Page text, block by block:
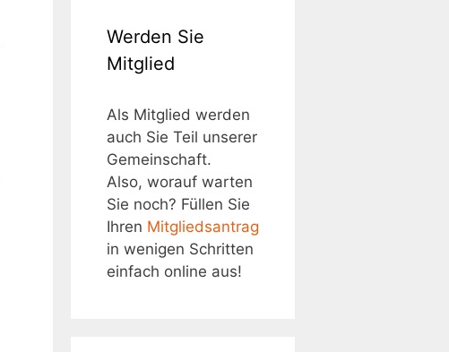
Werden Sie
Mitglied
Als Mitglied werden
auch Sie Teil unserer
Gemeinschaft.
Also, worauf warten
Sie noch? Füllen Sie
Ihren Mitgliedsantrag
in wenigen Schritten
einfach online aus!